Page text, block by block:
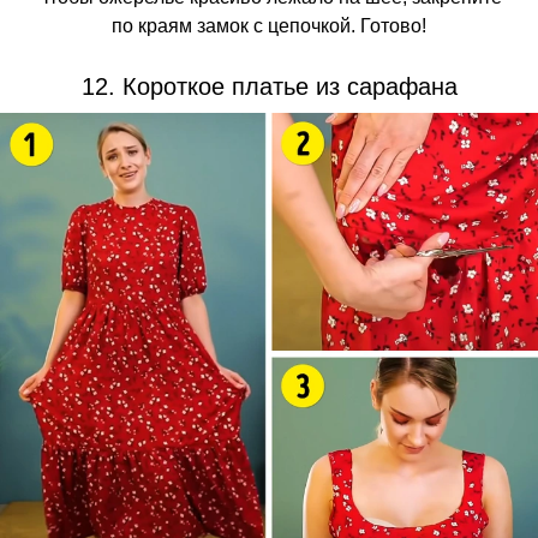
по краям замок с цепочкой. Готово!
12. Короткое платье из сарафана